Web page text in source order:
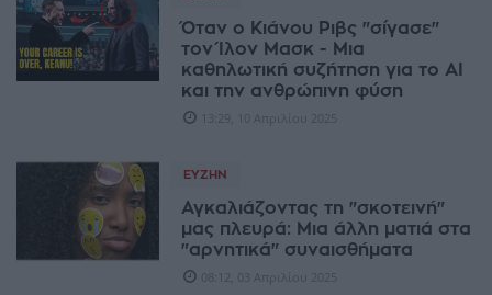
Όταν ο Κιάνου Ριβς "σίγασε"
τον Ίλον Μασκ - Μια
καθηλωτική συζήτηση για το AI
και την ανθρώπινη φύση
13:29, 10 Απριλίου 2025
ΕΥΖΗΝ
Αγκαλιάζοντας τη "σκοτεινή"
μας πλευρά: Μια άλλη ματιά στα
"αρνητικά" συναισθήματα
08:12, 03 Απριλίου 2025